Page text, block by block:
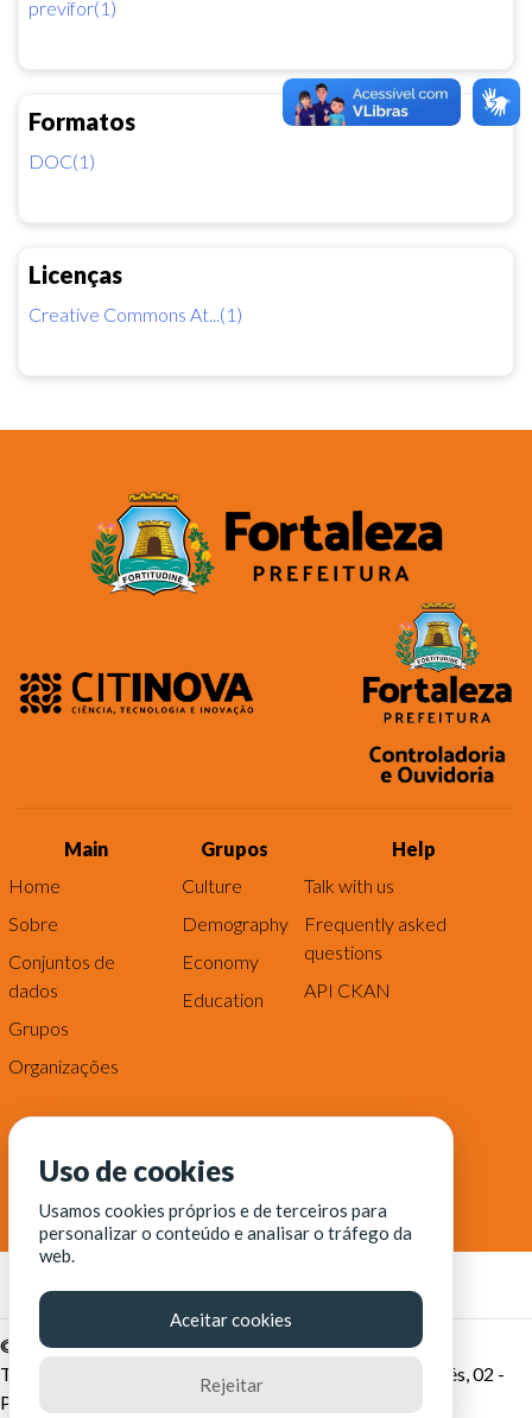
previfor(1)
Formatos
DOC(1)
Licenças
Creative Commons At...(1)
Main
Home
Sobre
Conjuntos de
dados
Grupos
Organizações
Grupos
Culture
Demography
Economy
Education
Help
Talk with us
Frequently asked
questions
API CKAN
© Fortaleza Digital || CITINOVA - Fundação de Ciência,
Tecnologia e Inovação de Fortaleza - Rua dos Tremembés, 02 -
Praia de Iracema - Fortaleza-CE
Uso de cookies
Usamos cookies próprios e de terceiros para
personalizar o conteúdo e analisar o tráfego da
web.
Aceitar cookies
Rejeitar